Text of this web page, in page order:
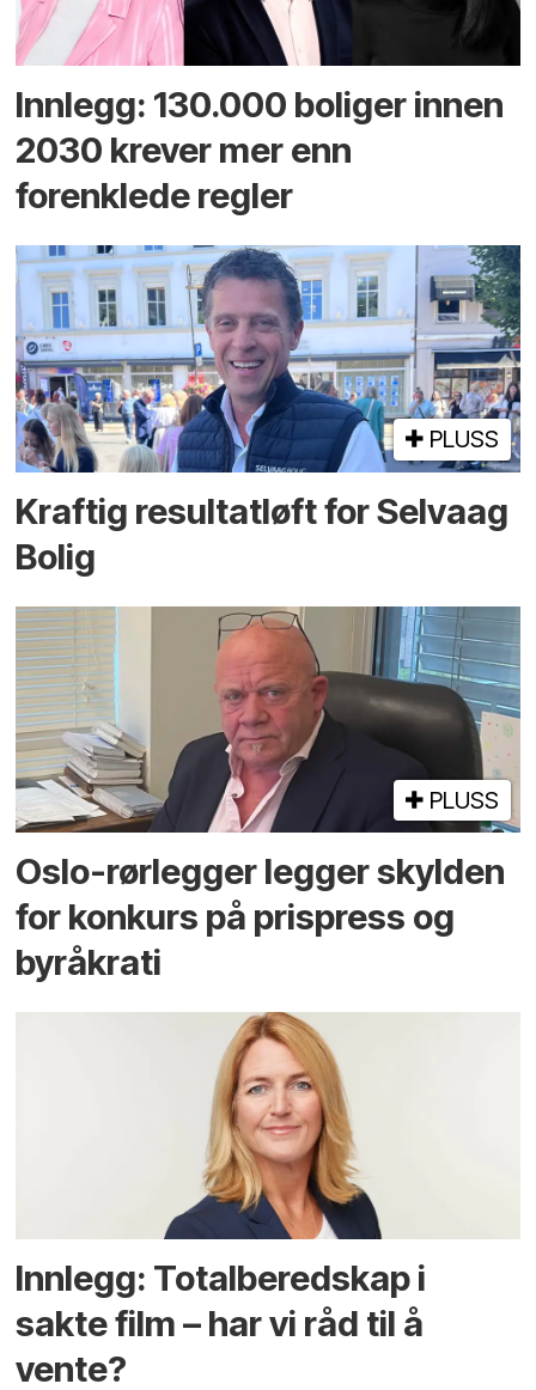
Innlegg: 130.000 boliger innen
2030 krever mer enn
forenklede regler
PLUSS
Kraftig resultatløft for Selvaag
Bolig
PLUSS
Oslo-rørlegger legger skylden
for konkurs på prispress og
byråkrati
Innlegg: Totalberedskap i
sakte film – har vi råd til å
vente?